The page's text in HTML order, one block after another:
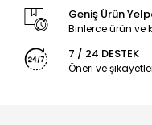
Geniş Ürün
Binlerce ürün
7 / 24 DESTEK
Öneri ve